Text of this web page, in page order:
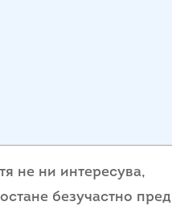
не ни интересува,
безучастно пред